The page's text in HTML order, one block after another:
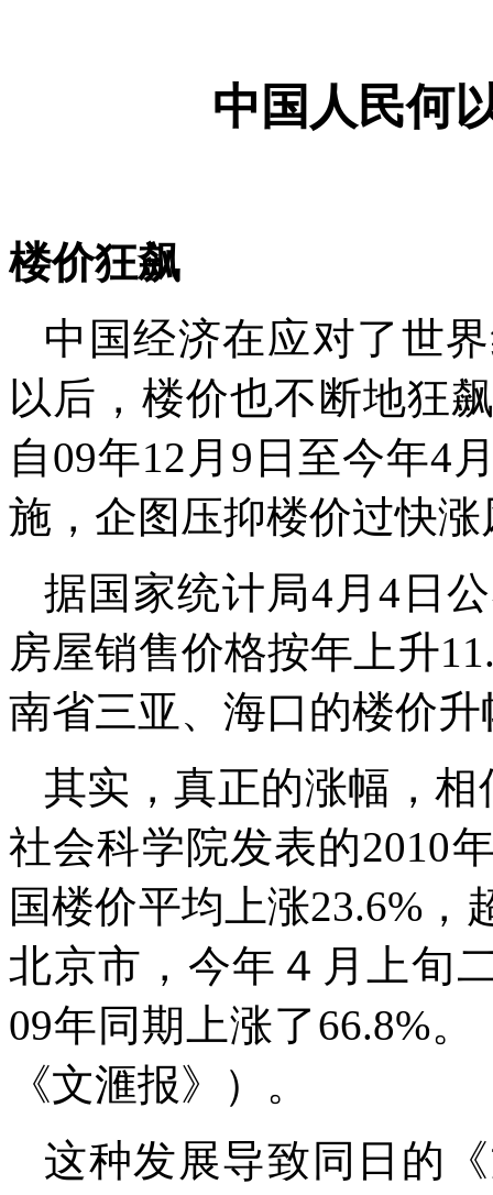
中国人民何
楼价狂飙
中国经济在应对了世
以后，楼价也不断地狂
自09年12 月 9 日至今年4
施，企图压抑楼价过快
据国家统计局4 月4 日
房屋销售价格按年上升
南省三亚、海口的楼价
其实，真正的涨幅，相
社会科学院发表的2010
国楼价平均上涨23.6% ，
北京市，今年４月上旬
09年同期上涨了66.8%。
《文滙报》）。
这种发展导致同日的